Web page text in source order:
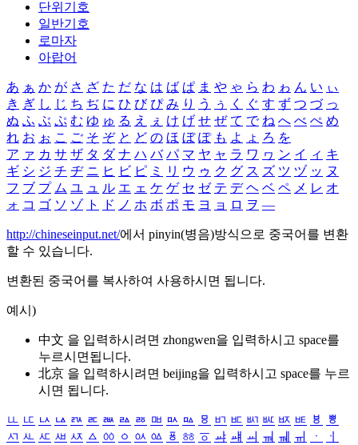
단위기호
일반기호
로마자
아랍어
あ ぁ か が さ ざ た だ な は ば ぱ ま や ゃ ら わ ゎ ん い ぃ
き ぎ し じ ち ぢ に ひ び ぴ み り う ぅ く ぐ す ず つ づ っ
ぬ ふ ぶ ぷ む ゆ ゅ る え ぇ け げ せ ぜ て で ね へ べ ぺ め
れ お ぉ こ ご そ ぞ と ど の ほ ぼ ぽ も よ ょ ろ を
ア ァ カ サ ザ タ ダ ナ ハ バ パ マ ヤ ャ ラ ワ ヮ ン イ ィ キ
ギ シ ジ チ ヂ ニ ヒ ビ ピ ミ リ ウ ゥ ク グ ス ズ ツ ヅ ッ ヌ
フ ブ プ ム ユ ュ ル エ ェ ケ ゲ セ ゼ テ デ ヘ ベ ペ メ レ オ
ォ コ ゴ ソ ゾ ト ド ノ ホ ボ ポ モ ヨ ョ ロ ヲ ―
http://chineseinput.net/에서 pinyin(병음)방식으로 중국어를 변환
할 수 있습니다.
변환된 중국어를 복사하여 사용하시면 됩니다.
예시)
中文 을 입력하시려면 zhongwen을 입력하시고 space를
누르시면됩니다.
北京 을 입력하시려면 beijing을 입력하시고 space를 누르
시면 됩니다.
ㅥ ㅦ ㅧ ㅨ ㅩ ㅪ ㅫ ㅬ ㅭ ㅮ ㅯ ㅰ ㅱ ㅲ ㅳ ㅴ ㅵ ㅶ ㅷ ㅸ
ㅹ
ㅺ ㅻ ㅼ ㅽ ㅾ ㅿ ㆀ ㆁ ㆂ ㆃ ㆄ ㆅ ㆆ ㆇ ㆈ ㆉ ㆊ ㆋ ㆌ ㆍ
ㆎ